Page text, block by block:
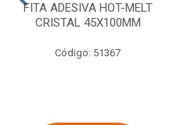
FITA ADESIVA HOT-MELT
CRISTAL 45X100MM
Código: 51367